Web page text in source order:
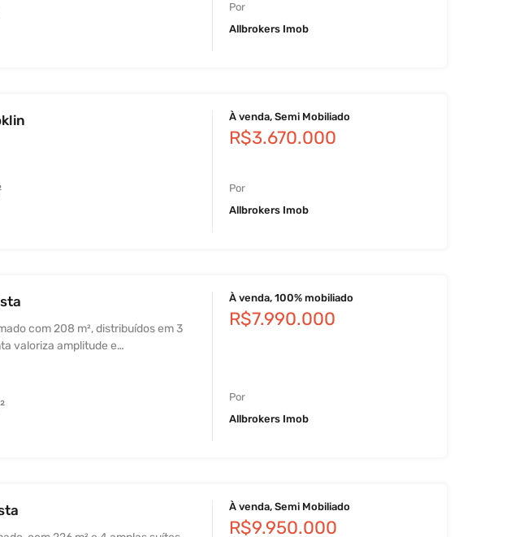
Por
Allbrokers Imob
À venda, Semi Mobiliado
R$3.670.000
Por
Allbrokers Imob
com 208 m², distribuídos em 3
valoriza amplitude e…
À venda, 100% mobiliado
R$7.990.000
Por
Allbrokers Imob
À venda, Semi Mobiliado
R$9.950.000